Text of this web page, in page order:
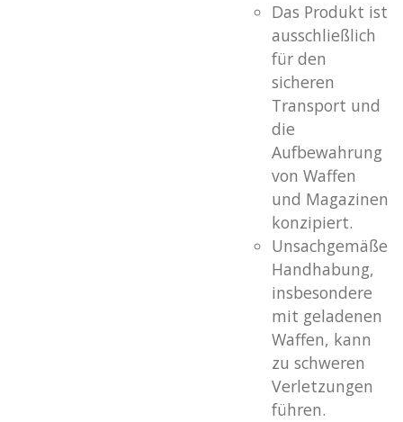
Das Produkt ist
ausschließlich
für den
sicheren
Transport und
die
Aufbewahrung
von Waffen
und Magazinen
konzipiert.
Unsachgemäße
Handhabung,
insbesondere
mit geladenen
Waffen, kann
zu schweren
Verletzungen
führen.